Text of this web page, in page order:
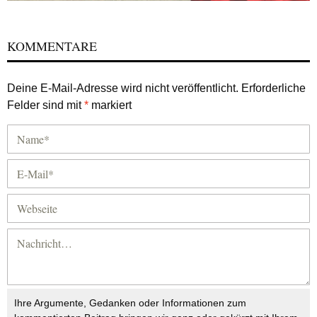
KOMMENTARE
Deine E-Mail-Adresse wird nicht veröffentlicht. Erforderliche
Felder sind mit* markiert
Ihre Argumente, Gedanken oder Informationen zum